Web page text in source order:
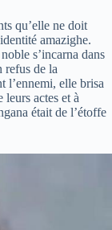
qu’elle ne doit
amazighe.
s’incarna dans
refus de la
l’ennemi, elle brisa
actes et à
était de l’étoffe